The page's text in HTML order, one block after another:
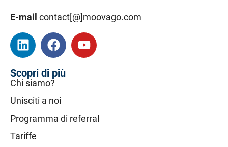
E-mail contact[@]moovago.com
Scopri di più
Chi siamo?
Unisciti a noi
Programma di referral
Tariffe